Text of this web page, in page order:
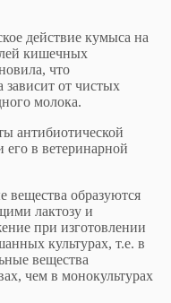
действие кумыса на
кишечных
что
зависит от чистых
молока.
антибиотической
в ветеринарной
вещества образуются
лактозу и
при изготовлении
культурах, т.е. в
вещества
чем в монокультурах